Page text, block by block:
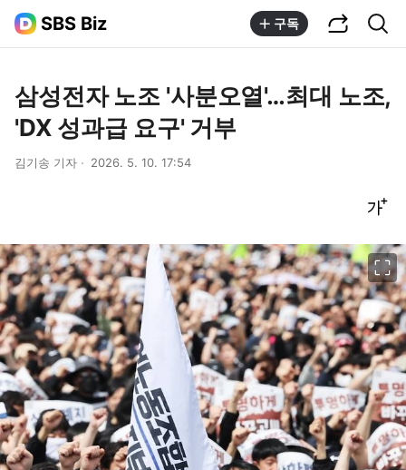
SBS Biz 구독
삼성전자 노조 '사분오열'…최대 노조,
'DX 성과급 요구' 거부
김기송 기자 2026. 5. 10. 17:54